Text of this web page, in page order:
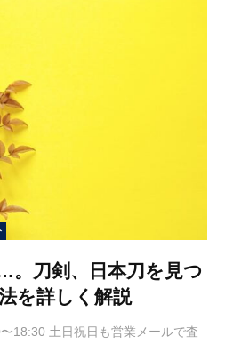
刀剣、日本刀を見つ
を詳しく解説
18:30 土日祝日も営業メールで査